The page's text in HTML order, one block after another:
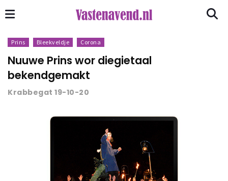
Prins Bleekveldje Corona
Nuuwe Prins wor diegietaal
bekendgemakt
Krabbegat 19-10-20